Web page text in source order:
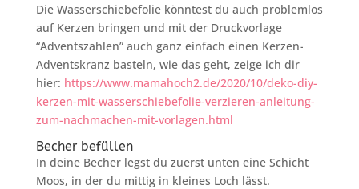
Die Wasserschiebefolie könntest du auch problemlos
auf Kerzen bringen und mit der Druckvorlage
“Adventszahlen” auch ganz einfach einen Kerzen-
Adventskranz basteln, wie das geht, zeige ich dir
hier: https://www.mamahoch2.de/2020/10/deko-diy-
kerzen-mit-wasserschiebefolie-verzieren-anleitung-
zum-nachmachen-mit-vorlagen.html
Becher befüllen
In deine Becher legst du zuerst unten eine Schicht
Moos, in der du mittig in kleines Loch lässt.